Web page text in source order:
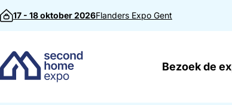
Direct naar inhoud
17 - 18 oktober 2026Flanders Expo Gent
Bezoek de